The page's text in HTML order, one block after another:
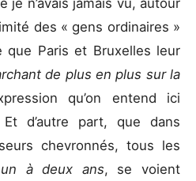
des « gens ordinaires »
que Paris et Bruxelles leur
de plus en plus sur la
qu’on entend ici
d’autre part, que dans
chevronnés, tous les
à deux ans, se voient